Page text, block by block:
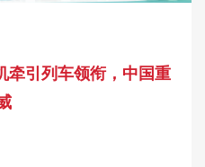
牵引列车领衔，中国重